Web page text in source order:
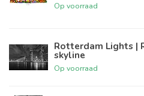
Op voorraad
Rotterdam Lights |
skyline
Op voorraad